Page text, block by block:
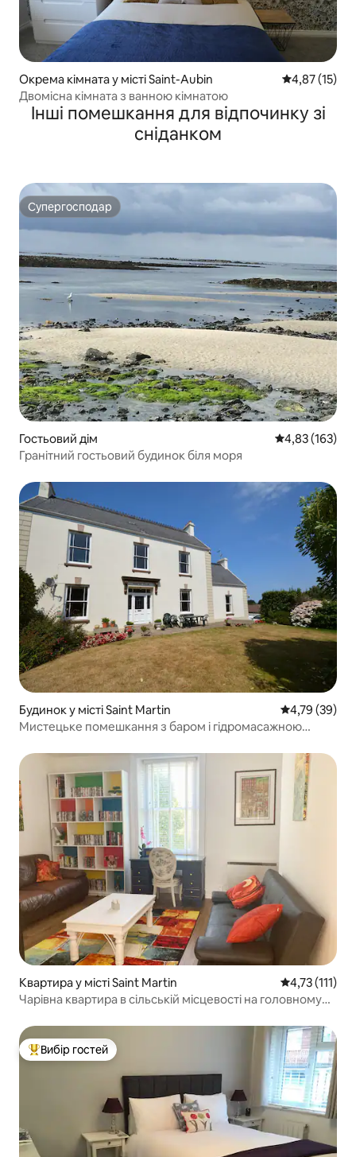
Окрема кімната у місті Saint-Aubin Середня
4,87 (15)
Двомісна кімната з ванною кімнатою
Інші помешкання для відпочинку зі
сніданком
Супергосподар
Супергосподар
Гостьовий дім Середня
4,83 (163)
Гранітний гостьовий будинок біля моря
Будинок у місті Saint Martin Середня
4,79 (39)
Мистецьке помешкання з баром і гідромасажною
Квартира у місті Saint Martin Середня
4,73 (111)
Чарівна квартира в сільській місцевості на головному
Топ вибір гостей
Вибір гостей